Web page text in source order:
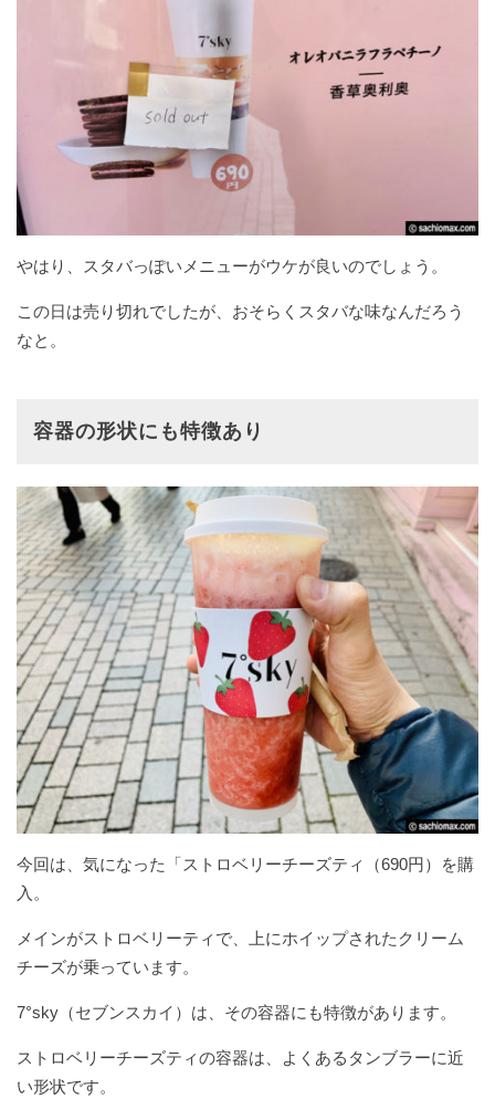
やはり、スタバっぽいメニューがウケが良いのでしょう。
この日は売り切れでしたが、おそらくスタバな味なんだろう
なと。
容器の形状にも特徴あり
今回は、気になった「ストロベリーチーズティ（690円）を購
入。
メインがストロベリーティで、上にホイップされたクリーム
チーズが乗っています。
7°sky（セブンスカイ）は、その容器にも特徴があります。
ストロベリーチーズティの容器は、よくあるタンブラーに近
い形状です。